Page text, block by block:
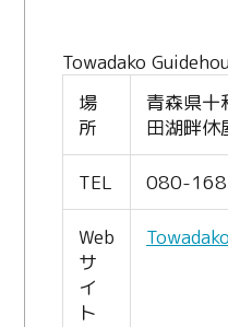
Towadako
場
所
青森県十
田湖畔休
TEL 080-
Web
サ
イ
ト